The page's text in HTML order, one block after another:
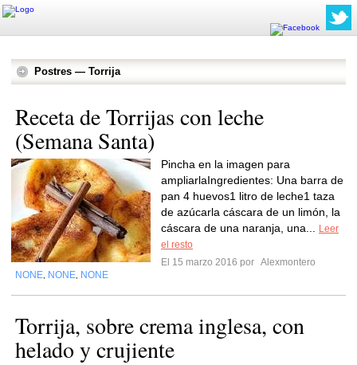
Postres — Torrija
Receta de Torrijas con leche
(Semana Santa)
Pincha en la imagen para
ampliarlaIngredientes: Una barra de
pan 4 huevos1 litro de leche1 taza
de azúcarla cáscara de un limón, la
cáscara de una naranja, una...
Leer
el resto
El 15 marzo 2016 por Alexmontero
NONE NONE NONE
Torrija, sobre crema inglesa, con
helado y crujiente